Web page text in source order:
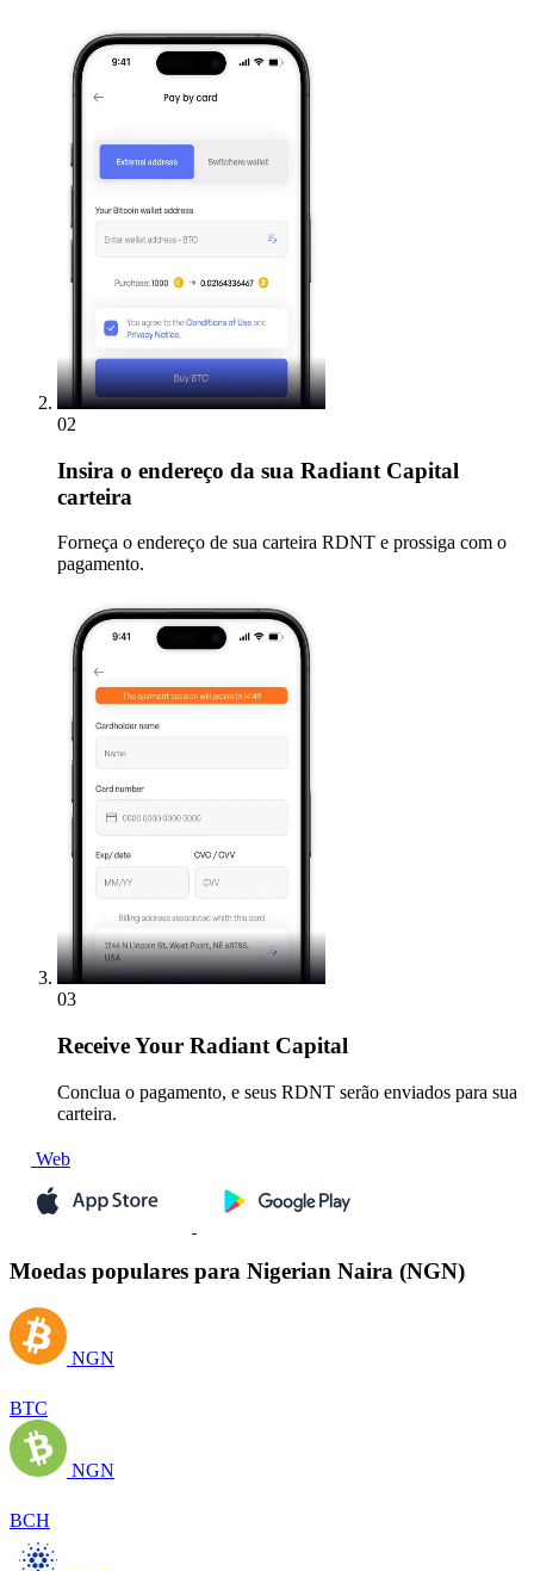
02
Insira o endereço da sua Radiant Capital
carteira
Forneça o endereço de sua carteira RDNT e prossiga com o
pagamento.
03
ReceiveYour Radiant Capital
Conclua o pagamento, e seus RDNT serão enviados para sua
carteira.
Web
Moedas populares para Nigerian Naira (NGN)
NGN
BTC
NGN
BCH